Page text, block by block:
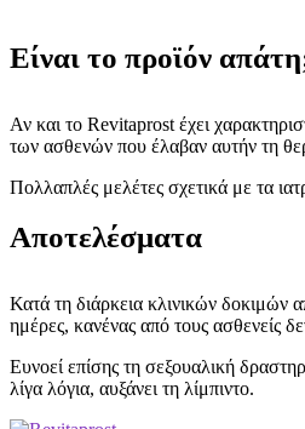
Είναι το προϊόν
Αν και το Revitaprost έχει
των ασθενών που έλαβαν αυτήν τη
Πολλαπλές μελέτες σχετικά με τα
Αποτελέσματα
Κατά τη διάρκεια κλινικών δοκιμών
ημέρες, κανένας από τους ασθενείς
Ευνοεί επίσης τη σεξουαλική
λίγα λόγια, αυξάνει τη λίμπιντο.